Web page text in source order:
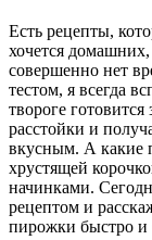
Есть рецепты,
хочется
совершенно нет
тестом, я всегда
твороге
расстойки и
вкусным. А какие
хрустящей
начинками.
рецептом и
пирожки быстро и